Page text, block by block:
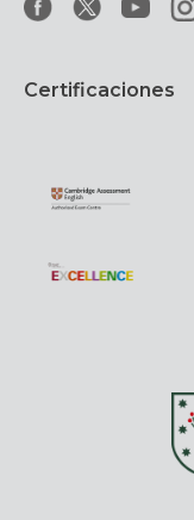
Certificaciones